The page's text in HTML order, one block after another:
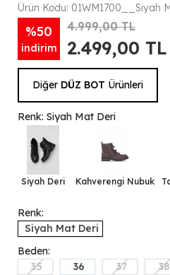
Ürün Kodu: 01WM1700__Siyah
%50
indirim
4.999,00 TL
2.499,00 TL
Diğer DÜZ BOT Ürünleri
Renk: Siyah Mat Deri
Siyah Deri Kahverengi Nubuk
Renk:
Siyah Mat Deri
Beden:
35
36 37 38